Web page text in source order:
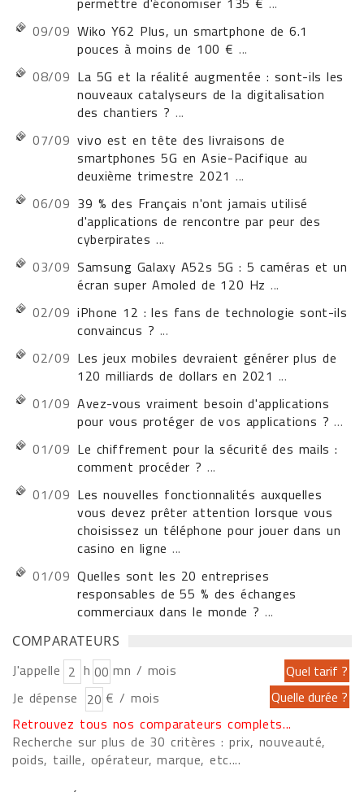
09/09 Wiko Y62 Plus, un smartphone de 6.1
pouces à moins de 100 € ...
08/09 La 5G et la réalité augmentée : sont-ils les
nouveaux catalyseurs de la digitalisation
des chantiers ? ...
07/09 vivo est en tête des livraisons de
smartphones 5G en Asie-Pacifique au
deuxième trimestre 2021 ...
06/09 39 % des Français n'ont jamais utilisé
d'applications de rencontre par peur des
cyberpirates ...
03/09 Samsung Galaxy A52s 5G : 5 caméras et un
écran super Amoled de 120 Hz ...
02/09 iPhone 12 : les fans de technologie sont-ils
convaincus ? ...
02/09 Les jeux mobiles devraient générer plus de
120 milliards de dollars en 2021 ...
01/09 Avez-vous vraiment besoin d'applications
pour vous protéger de vos applications ? ...
01/09 Le chiffrement pour la sécurité des mails :
comment procéder ? ...
01/09 Les nouvelles fonctionnalités auxquelles
vous devez prêter attention lorsque vous
choisissez un téléphone pour jouer dans un
casino en ligne ...
01/09 Quelles sont les 20 entreprises
responsables de 55 % des échanges
commerciaux dans le monde ? ...
COMPARATEURS
J'appelle h
mn / mois
Je dépense
€ / mois
Retrouvez tous nos comparateurs complets...
Recherche sur plus de 30 critères : prix, nouveauté,
poids, taille, opérateur, marque, etc....